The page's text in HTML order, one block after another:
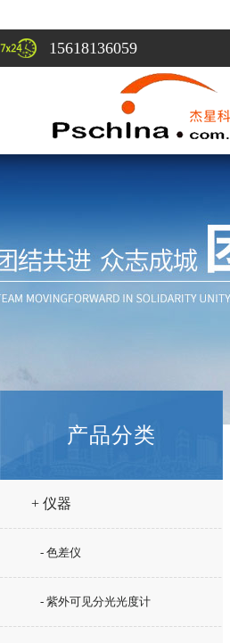
15618136059
产品分类
+ 仪器
- 色差仪
- 紫外可见分光光度计